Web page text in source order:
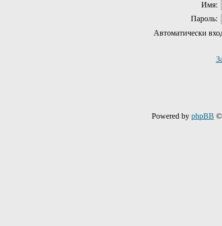
Имя:
Пароль:
Автоматически
Powered by phpBB ©